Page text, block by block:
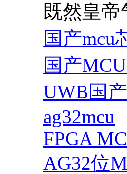
既然皇
国产mcu
国产
UWB国
ag32mcu
FPGA
AG32位